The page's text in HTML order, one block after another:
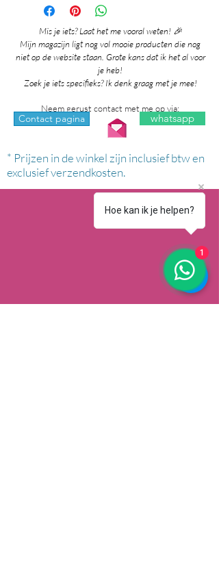
Mis je iets? Laat het me vooral weten! 🎉
Mijn magazijn ligt nog vol mooie producten die nog
niet op de website staan. Grote kans dat ik het al voor
je heb!
Zoek je iets specifieks? Ik denk graag met je mee!
Neem gerust contact met me op via:
Contact pagina whatsapp
* Prijzen in de winkel zijn inclusief btw en
exclusief verzendkosten.
Hoe kan ik je helpen?
1